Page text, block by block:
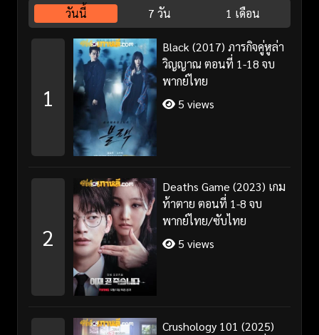
วันนี้ 7 วัน 1 เดือน
1
Black (2017) ภารกิจคู่หูล่า
วิญญาณ ตอนที่ 1-18 จบ
พากย์ไทย
5 views
2
Deaths Game (2023) เกม
ท้าตาย ตอนที่ 1-8 จบ
พากย์ไทย/ซับไทย
5 views
Crushology 101 (2025)